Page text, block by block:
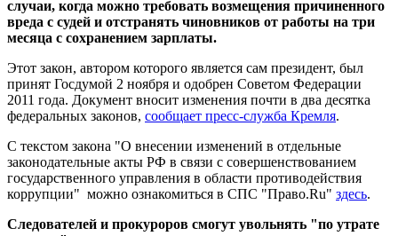
случаи, когда можно требовать возмещения причиненного
вреда с судей и отстранять чиновников от работы на три
месяца с сохранением зарплаты.
Этот закон, автором которого является сам президент, был
принят Госдумой 2 ноября и одобрен Советом Федерации
2011 года. Документ вносит изменения почти в два десятка
федеральных законов, сообщает пресс-служба Кремля.
С текстом закона "О внесении изменений в отдельные
законодательные акты РФ в связи с совершенствованием
государственного управления в области противодействия
коррупции" можно ознакомиться в СПС "Право.Ru" здесь.
Следователей и прокуроров смогут увольнять "по утрате